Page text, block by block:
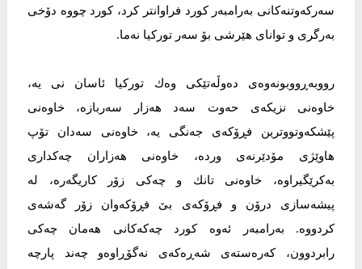
سەركەوتنەكانی بەرامبەر كورد فراوانتر كرد، كورد چووە دۆخی
بەرگری و توانای هێرشی بۆ سەر توركیا نەما.
رووبەڕووبونەوەی دەوڵەتێكی وەك توركیا ئاسان نی یە،
خاوەنی نزیكەی حەوت سەد هەزار سەربازە، خاوەنی
پێشكەوتووترین فڕۆكەی جەنگی یە، خاوەنی سەدان تۆپ
هاوێژی مۆدێرنەی وردە، خاوەنی هەزاران چەكداری
بەكرێگیراوە، خاوەنی تانك و چەكی زۆر كاریگەرە، لە
پیشەسازی درۆن و فڕۆكەی بێ فڕۆكەوان زۆر گەشەی
كردووە. بەرامبەر ئەوە كورد چەكەكانی هەمان چەكی
رابردوون، كەرەستەی شەڕەكەی نەگۆڕاوەو چەند پارچە